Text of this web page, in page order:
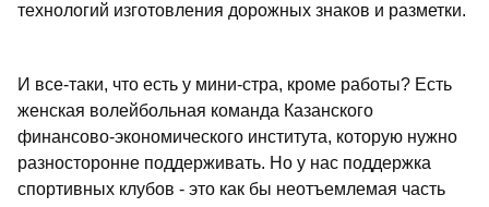
технологий изготовления дорожных знаков и разметки.
И все-таки, что есть у мини-стра, кроме работы? Есть
женская волейбольная команда Казанского
финансово-экономического института, которую нужно
разносторонне поддерживать. Но у нас поддержка
спортивных клубов - это как бы неотъемлемая часть